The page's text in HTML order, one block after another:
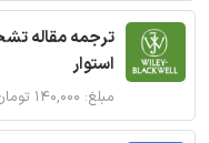
ترجمه مقاله
استوار
مبلغ: ۱۴۰,۰۰۰ تومان